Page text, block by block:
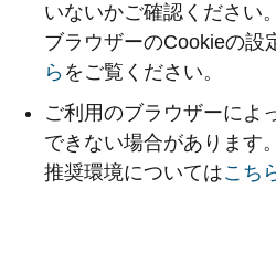
いないかご確認ください。
ブラウザーのCookieの設
ら をご覧ください。
ご利用のブラウザーによ
できない場合があります。
推奨環境についてはこち